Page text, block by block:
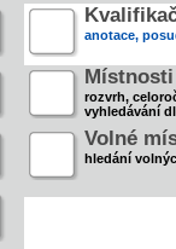
anotace,
Místnosti
rozvrh,
vyhledávání
Volné
hledání